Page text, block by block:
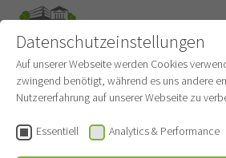
Thoraxonkologie
Datenschutzeinstellungen
Auf unserer Webseite werden Cookies
zwingend benötigt, während es uns andere
Nutzererfahrung auf unserer Webseite zu
Essentiell Analytics & Performance